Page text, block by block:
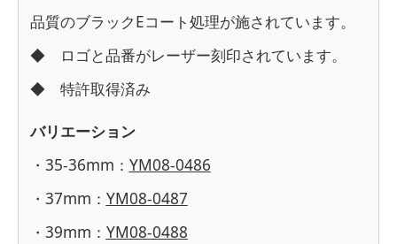
品質のブラックEコート処理が施されています。
◆ ロゴと品番がレーザー刻印されています。
◆ 特許取得済み
バリエーション
・35-36mm： YM08-0486
・37mm： YM08-0487
・39mm： YM08-0488